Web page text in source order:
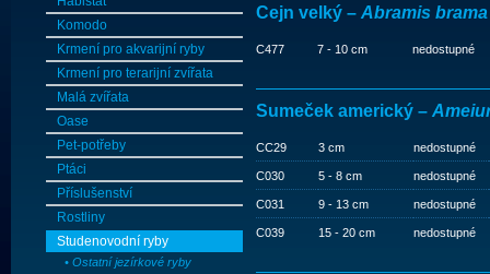
Komodo
Krmení pro akvarijní ryby
Krmení pro terarijní zvířata
Malá zvířata
Oase
Pet-potřeby
Ptáci
Příslušenství
Rostliny
Studenovodní ryby
• Ostatní jezírkové ryby
Cejn velký – Abramis brama
C477 7 - 10 cm nedostupné
Sumeček americký –
CC29 3 cm nedostupné
C030 5 - 8 cm nedostupné
C031 9 - 13 cm nedostupné
C039 15 - 20 cm nedostupné